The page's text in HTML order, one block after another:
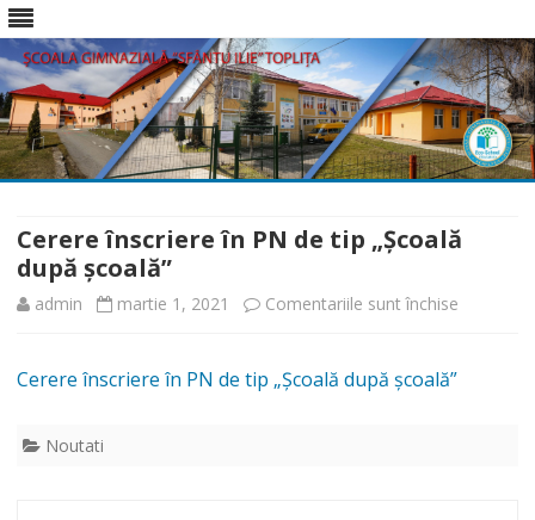
Skip
content
Cerere înscriere în PN de tip „Școală
după școală”
admin martie 1, 2021 Comentariile sunt închise
Cerere înscriere în PN de tip „Școală după școală”
Noutati